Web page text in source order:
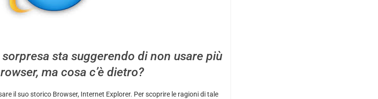
sta suggerendo di non usare più
ma cosa c’è dietro?
il suo storico Browser, Internet Explorer. Per scoprire le ragioni di tale